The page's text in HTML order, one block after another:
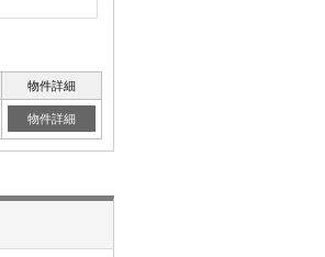
物件詳細
物件詳細